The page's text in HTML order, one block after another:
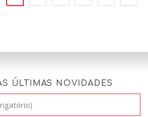
ÚLTIMAS NOVIDADES